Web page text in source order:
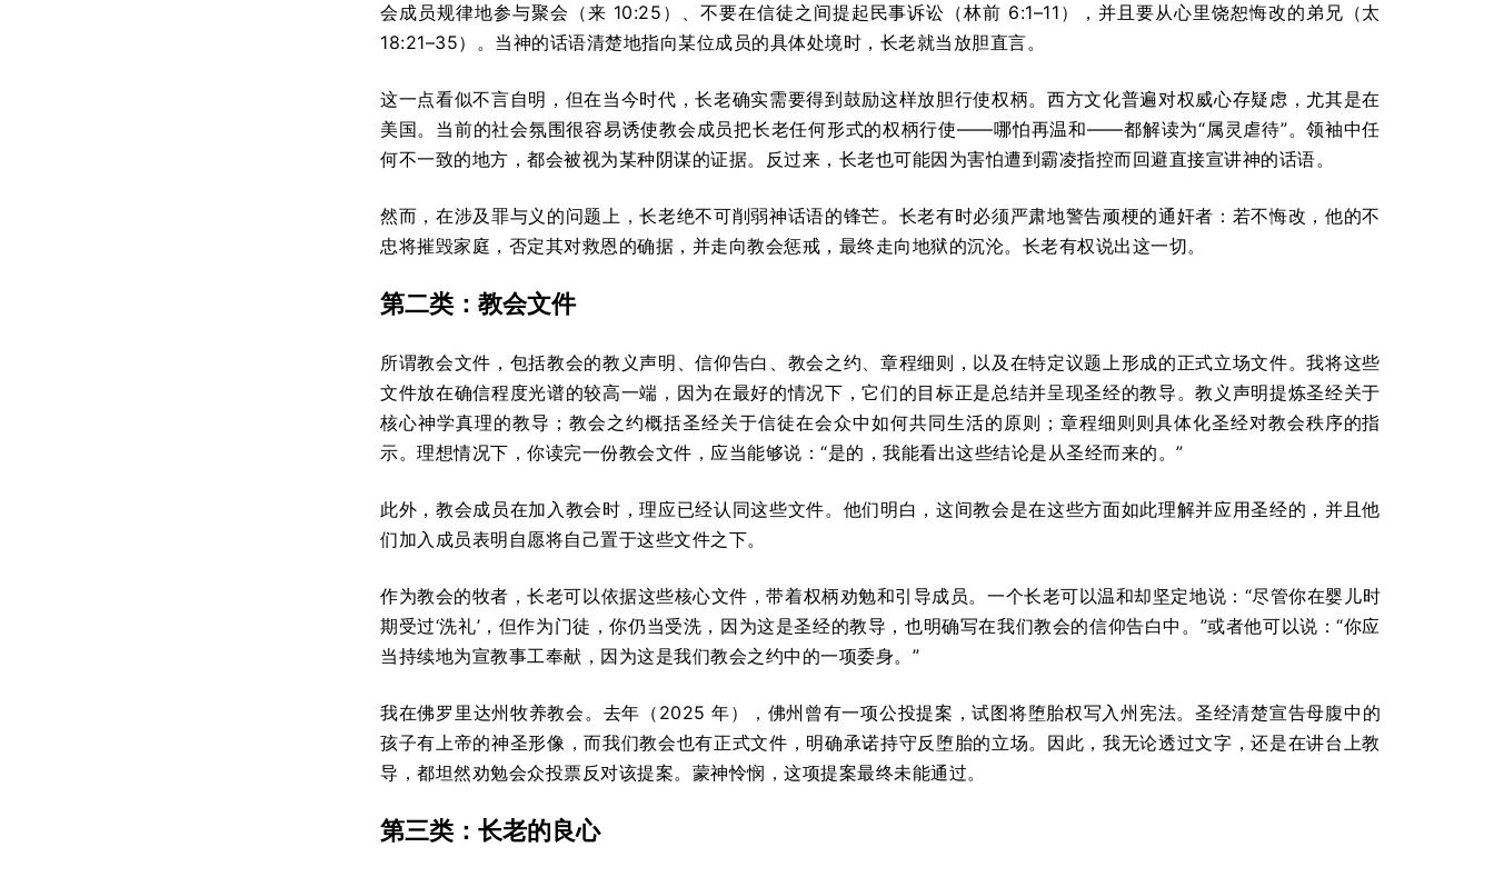
会成员规律地参与聚会（来 10:25）、不要在信徒之间提起民事诉讼（林前 6:1–11），并且要从心里饶恕悔改的弟兄（太
18:21–35）。当神的话语清楚地指向某位成员的具体处境时，长老就当放胆直言。
这一点看似不言自明，但在当今时代，长老确实需要得到鼓励这样放胆行使权柄。西方文化普遍对权威心存疑虑，尤其是在
美国。当前的社会氛围很容易诱使教会成员把长老任何形式的权柄行使——哪怕再温和——都解读为“属灵虐待”。领袖中任
何不一致的地方，都会被视为某种阴谋的证据。反过来，长老也可能因为害怕遭到霸凌指控而回避直接宣讲神的话语。
然而，在涉及罪与义的问题上，长老绝不可削弱神话语的锋芒。长老有时必须严肃地警告顽梗的通奸者：若不悔改，他的不
忠将摧毁家庭，否定其对救恩的确据，并走向教会惩戒，最终走向地狱的沉沦。长老有权说出这一切。
第二类：教会文件
所谓教会文件，包括教会的教义声明、信仰告白、教会之约、章程细则，以及在特定议题上形成的正式立场文件。我将这些
文件放在确信程度光谱的较高一端，因为在最好的情况下，它们的目标正是总结并呈现圣经的教导。教义声明提炼圣经关于
核心神学真理的教导；教会之约概括圣经关于信徒在会众中如何共同生活的原则；章程细则则具体化圣经对教会秩序的指
示。理想情况下，你读完一份教会文件，应当能够说：“是的，我能看出这些结论是从圣经而来的。”
此外，教会成员在加入教会时，理应已经认同这些文件。他们明白，这间教会是在这些方面如此理解并应用圣经的，并且他
们加入成员表明自愿将自己置于这些文件之下。
作为教会的牧者，长老可以依据这些核心文件，带着权柄劝勉和引导成员。一个长老可以温和却坚定地说：“尽管你在婴儿时
期受过‘洗礼’，但作为门徒，你仍当受洗，因为这是圣经的教导，也明确写在我们教会的信仰告白中。”或者他可以说：“你应
当持续地为宣教事工奉献，因为这是我们教会之约中的一项委身。”
我在佛罗里达州牧养教会。去年（2025 年），佛州曾有一项公投提案，试图将堕胎权写入州宪法。圣经清楚宣告母腹中的
孩子有上帝的神圣形像，而我们教会也有正式文件，明确承诺持守反堕胎的立场。因此，我无论透过文字，还是在讲台上教
导，都坦然劝勉会众投票反对该提案。蒙神怜悯，这项提案最终未能通过。
第三类：长老的良心